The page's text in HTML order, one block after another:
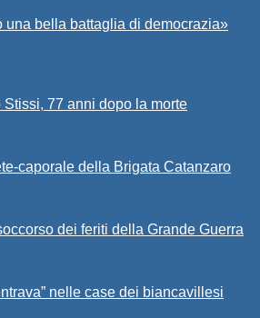
una bella battaglia di democrazia»
77 anni dopo la morte
caporale della Brigata Catanzaro
dei feriti della Grande Guerra
nelle case dei biancavillesi